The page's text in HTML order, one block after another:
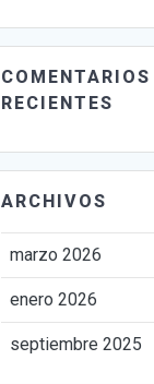
COMENTARIOS
RECIENTES
ARCHIVOS
marzo 2026
enero 2026
septiembre 2025